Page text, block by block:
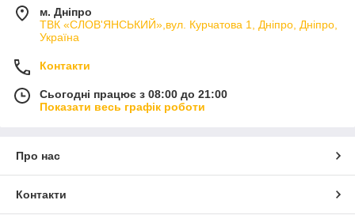
м. Дніпро
ТВК «СЛОВ'ЯНСЬКИЙ»,вул. Курчатова 1, Дніпро, Дніпро,
Україна
Контакти
Сьогодні працює з 08:00 до 21:00
Показати весь графік роботи
Про нас
Контакти